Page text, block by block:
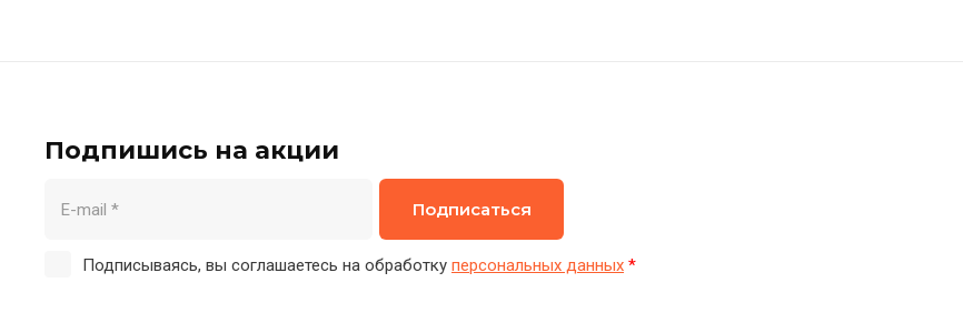
Подпишись на акции
Подписываясь, вы соглашаетесь на обработку персональных данных *
Подписаться